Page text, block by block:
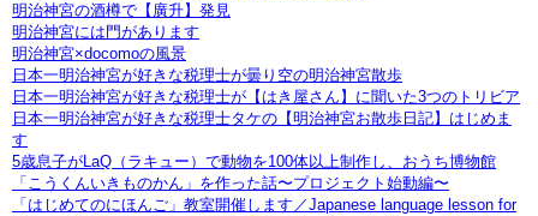
明治神宮の酒樽で【廣升】発見
明治神宮には門があります
明治神宮×docomoの風景
日本一明治神宮が好きな税理士が曇り空の明治神宮散歩
日本一明治神宮が好きな税理士が【はき屋さん】に聞いた3つのトリビア
日本一明治神宮が好きな税理士タケの【明治神宮お散歩日記】はじめま
す
5歳息子がLaQ（ラキュー）で動物を100体以上制作し、おうち博物館
「こうくんいきものかん」を作った話〜プロジェクト始動編〜
「はじめてのにほんご」教室開催します／Japanese language lesson for